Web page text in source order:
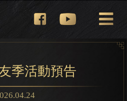
季活動預告